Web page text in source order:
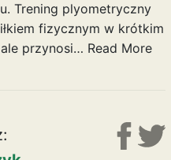
Trening plyometryczny
fizycznym w krótkim
przynosi… Read More